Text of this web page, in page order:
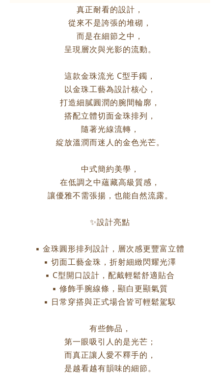
真正耐看的設計，
從來不是誇張的堆砌，
而是在細節之中，
呈現層次與光影的流動。
這款金珠流光 C型手鐲，
以金珠工藝為設計核心，
打造細膩圓潤的腕間輪廓，
搭配立體切面金珠排列，
隨著光線流轉，
綻放溫潤而迷人的金色光芒。
中式簡約美學，
在低調之中蘊藏高級質感，
讓優雅不需張揚，也能自然流露。
✨設計亮點
▪ 金珠圓形排列設計，層次感更豐富立體
▪ 切面工藝金珠，折射細緻閃耀光澤
▪ C型開口設計，配戴輕鬆舒適貼合
▪ 修飾手腕線條，顯白更顯氣質
▪ 日常穿搭與正式場合皆可輕鬆駕馭
有些飾品，
第一眼吸引人的是光芒；
而真正讓人愛不釋手的，
是越看越有韻味的細節。